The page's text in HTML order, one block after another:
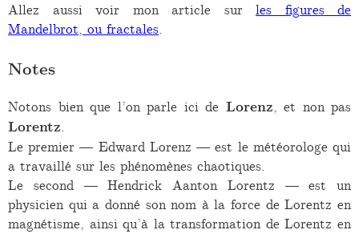
Allez aussi voir mon article sur les figures de
Mandelbrot, ou fractales
Notes
Notons bien que l’on parle ici de Lorenz, et non pas
Lorentz.
Le premier — Edward Lorenz — est le météorologe qui
a travaillé sur les phénomènes chaotiques.
Le second — Hendrick Aanton Lorentz — est un
physicien qui a donné son nom à la force de Lorentz en
magnétisme, ainsi qu’à la transformation de Lorentz en